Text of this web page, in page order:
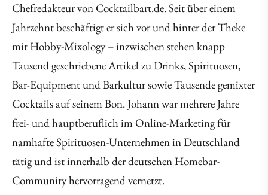
Chefredakteur von Cocktailbart.de. Seit über einem
Jahrzehnt beschäftigt er sich vor und hinter der Theke
mit Hobby-Mixology – inzwischen stehen knapp
Tausend geschriebene Artikel zu Drinks, Spirituosen,
Bar-Equipment und Barkultur sowie Tausende gemixter
Cocktails auf seinem Bon. Johann war mehrere Jahre
frei- und hauptberuflich im Online-Marketing für
namhafte Spirituosen-Unternehmen in Deutschland
tätig und ist innerhalb der deutschen Homebar-
Community hervorragend vernetzt.